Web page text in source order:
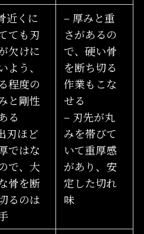
近くに
ても刃
欠けに
よう、
程度の
と剛性
る
刃ほど
ではな
で、大
骨を断
るのは
– 厚みと重
さがあるの
で、硬い骨
を断ち切る
作業もこな
せる
– 刃先が丸
みを帯びて
いて重厚感
があり、安
定した切れ
味